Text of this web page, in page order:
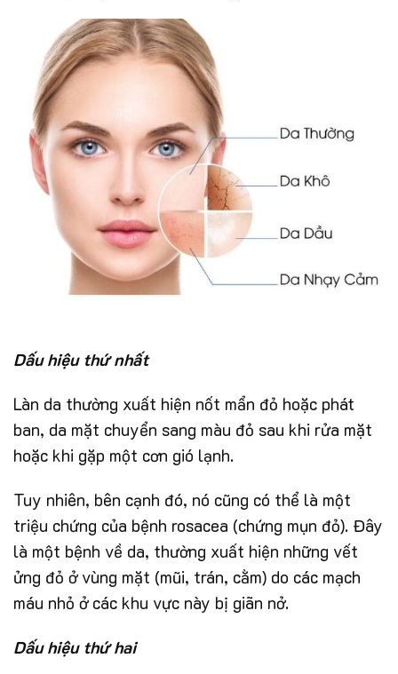
Dấu hiệu thứ nhất
Làn da thường xuất hiện nốt mẩn đỏ hoặc phát
ban, da mặt chuyển sang màu đỏ sau khi rửa mặt
hoặc khi gặp một cơn gió lạnh.
Tuy nhiên, bên cạnh đó, nó cũng có thể là một
triệu chứng của bệnh rosacea (chứng mụn đỏ). Đây
là một bệnh về da, thường xuất hiện những vết
ửng đỏ ở vùng mặt (mũi, trán, cằm) do các mạch
máu nhỏ ở các khu vực này bị giãn nở.
Dấu hiệu thứ hai